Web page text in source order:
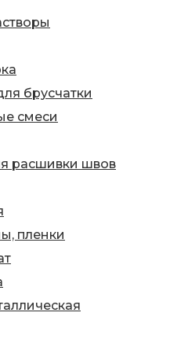
брусчатки
смеси
расшивки швов
пленки